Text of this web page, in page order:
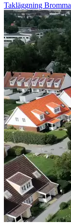
Takläggning Bromma